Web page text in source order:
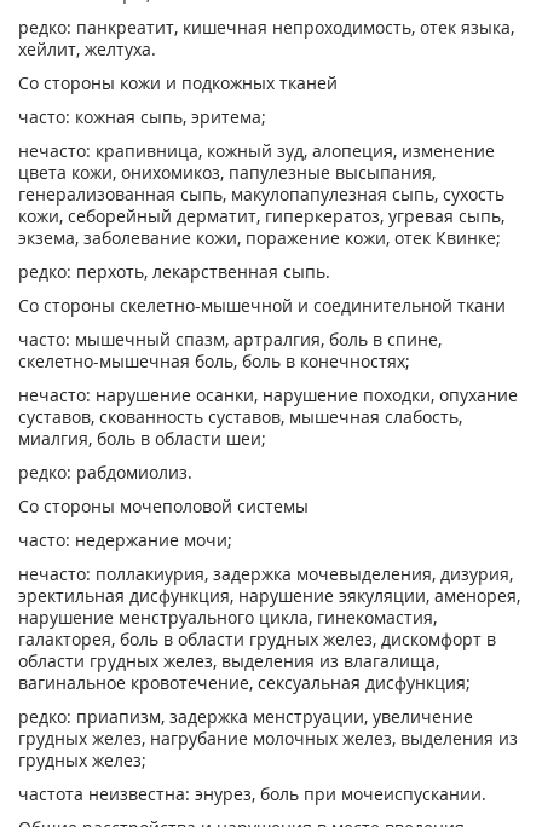
редко: панкреатит, кишечная непроходимость, отек языка,
хейлит, желтуха.
Со стороны кожи и подкожных тканей
часто: кожная сыпь, эритема;
нечасто: крапивница, кожный зуд, алопеция, изменение
цвета кожи, онихомикоз, папулезные высыпания,
генерализованная сыпь, макулопапулезная сыпь, сухость
кожи, себорейный дерматит, гиперкератоз, угревая сыпь,
экзема, заболевание кожи, поражение кожи, отек Квинке;
редко: перхоть, лекарственная сыпь.
Со стороны скелетно-мышечной и соединительной ткани
часто: мышечный спазм, артралгия, боль в спине,
скелетно-мышечная боль, боль в конечностях;
нечасто: нарушение осанки, нарушение походки, опухание
суставов, скованность суставов, мышечная слабость,
миалгия, боль в области шеи;
редко: рабдомиолиз.
Со стороны мочеполовой системы
часто: недержание мочи;
нечасто: поллакиурия, задержка мочевыделения, дизурия,
эректильная дисфункция, нарушение эякуляции, аменорея,
нарушение менструального цикла, гинекомастия,
галакторея, боль в области грудных желез, дискомфорт в
области грудных желез, выделения из влагалища,
вагинальное кровотечение, сексуальная дисфункция;
редко: приапизм, задержка менструации, увеличение
грудных желез, нагрубание молочных желез, выделения из
грудных желез;
частота неизвестна: энурез, боль при мочеиспускании.